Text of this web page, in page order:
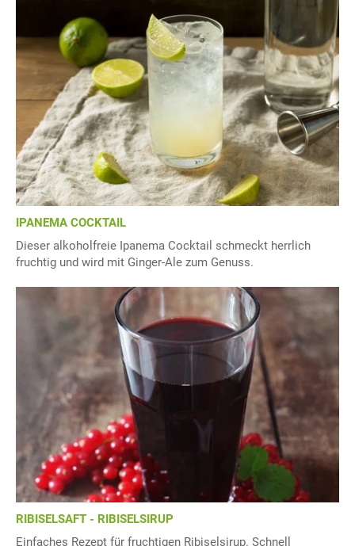
IPANEMA COCKTAIL
Dieser alkoholfreie Ipanema Cocktail schmeckt herrlich
fruchtig und wird mit Ginger-Ale zum Genuss.
RIBISELSAFT - RIBISELSIRUP
Einfaches Rezept für fruchtigen Ribiselsirup. Schnell